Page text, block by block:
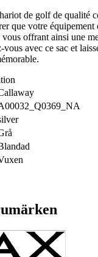
de golf de qualité
que votre équipement
vous offrant ainsi une
avec ce sac et